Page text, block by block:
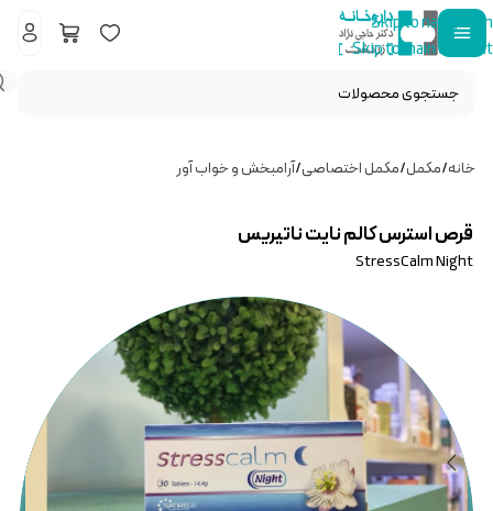
Skip to navigation
Skip to main content
خانه/مکمل/مکمل اختصاصی/آرامبخش و خواب آور
قرص استرس کالم نایت ناتیریس
StressCalm Night